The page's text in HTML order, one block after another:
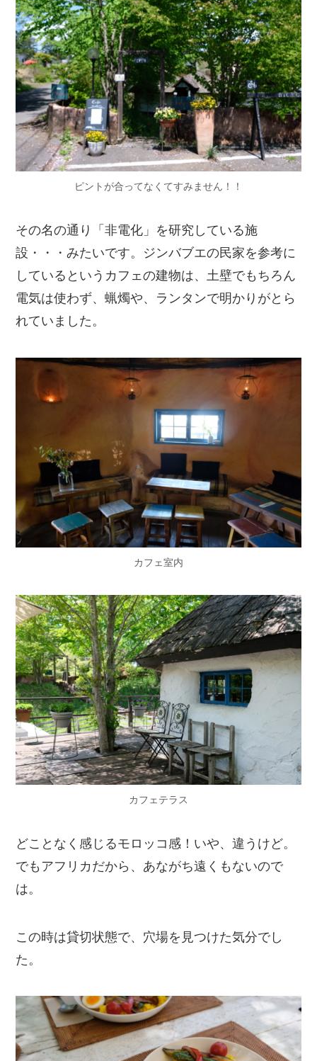
ピントが合ってなくてすみません！！
その名の通り「非電化」を研究している施
設・・・みたいです。ジンバブエの民家を参考に
しているというカフェの建物は、土壁でもちろん
電気は使わず、蝋燭や、ランタンで明かりがとら
れていました。
カフェ室内
カフェテラス
どことなく感じるモロッコ感！いや、違うけど。
でもアフリカだから、あながち遠くもないので
は。
この時は貸切状態で、穴場を見つけた気分でし
た。